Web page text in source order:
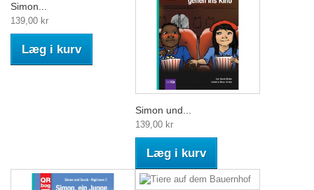
Simon...
139,00 kr
Læg i kurv
Simon und...
139,00 kr
Læg i kurv